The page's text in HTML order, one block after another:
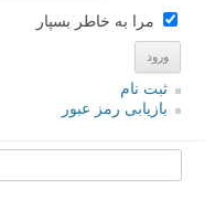
مرا به خاطر بسپار
ثبت نام
بازیابی رمز عبور